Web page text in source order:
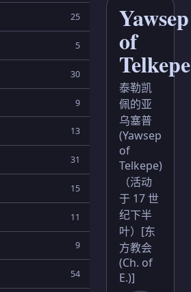
25
5
30
9
13
31
15
11
9
54
Yawsep
of
Telkepe
泰勒凯
佩的亚
乌塞普
(Yawsep
of
Telkepe)
（活动
于 17 世
纪下半
叶）[东
方教会
(Ch. of
E.)]